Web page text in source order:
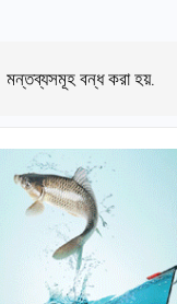
মন্তব্যসমূহ বন্ধ করা হয়.